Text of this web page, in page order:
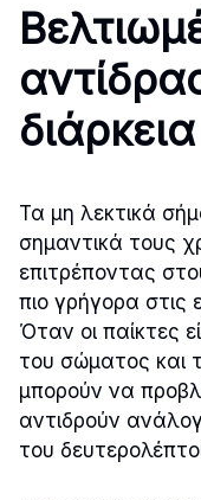
Τα μη λεκτικά
σημαντικά τους
επιτρέποντας
πιο γρήγορα στις
Όταν οι παίκτες
του σώματος και
μπορούν να
αντιδρούν
του